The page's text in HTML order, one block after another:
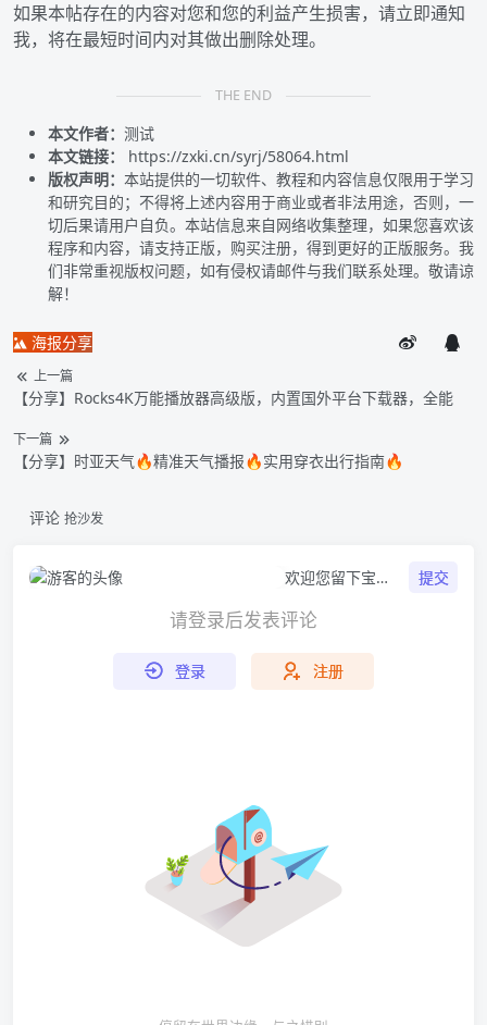
如果本帖存在的内容对您和您的利益产生损害，请立即通知
我，将在最短时间内对其做出删除处理。
THE END
本文作者： 测试
本文链接：
https://zxki.cn/syrj/58064.html
版权声明： 本站提供的一切软件、教程和内容信息仅限用于学习
和研究目的；不得将上述内容用于商业或者非法用途，否则，一
切后果请用户自负。本站信息来自网络收集整理，如果您喜欢该
程序和内容，请支持正版，购买注册，得到更好的正版服务。我
们非常重视版权问题，如有侵权请邮件与我们联系处理。敬请谅
解！
海报分享
上一篇
【分享】Rocks4K万能播放器高级版，内置国外平台下载器，全能
下一篇
【分享】时亚天气🔥精准天气播报🔥实用穿衣出行指南🔥
评论 抢沙发
欢迎您留下宝贵
提交
请登录后发表评论
登录 注册